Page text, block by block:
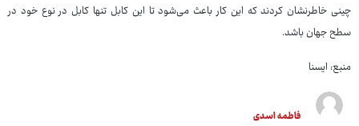
چینی خاطرنشان کردند که این کار باعث می‌شود تا این کابل تنها کابل در نوع خود در
سطح جهان باشد.
منبع: ایسنا
فاطمه اسدی